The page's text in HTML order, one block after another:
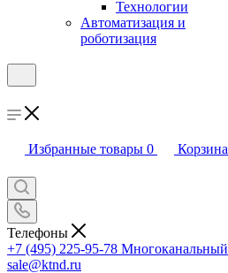
Технологии
Автоматизация и
роботизация
Избранные товары 0 Корзина
Телефоны
+7 (495) 225-95-78 Многоканальный
sale@ktnd.ru